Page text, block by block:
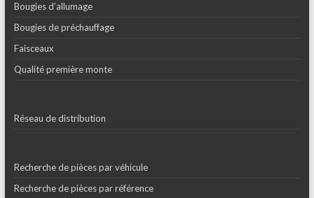
Bougies d’allumage
Bougies de préchauffage
Faisceaux
Qualité première monte
Réseau de distribution
Recherche de pièces par véhicule
Recherche de pièces par référence